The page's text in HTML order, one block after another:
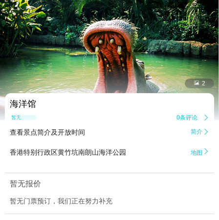
 2
海洋馆
暂无点评 0条评论 
查看景点简介及开放时间 简介 
香港特别行政区黄竹坑南朗山海洋公园 地图 
暂无报价
暂无门票预订，我们正在努力补充
